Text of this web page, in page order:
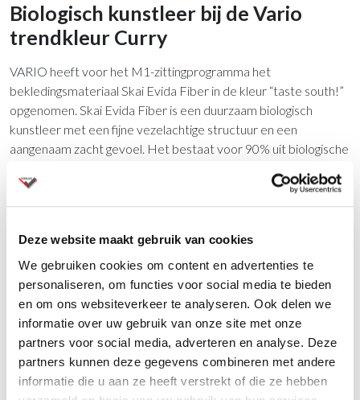
Deze website maakt gebruik van cookies
We gebruiken cookies om content en advertenties te
personaliseren, om functies voor social media te bieden
en om ons websiteverkeer te analyseren. Ook delen we
informatie over uw gebruik van onze site met onze
partners voor social media, adverteren en analyse. Deze
partners kunnen deze gegevens combineren met andere
informatie die u aan ze heeft verstrekt of die ze hebben
Biologisch kunstleer bij de Vario
trendkleur Curry
VARIO heeft voor het M1-zittingprogramma het
bekledingsmateriaal Skai Evida Fiber in de kleur “taste south!”
opgenomen. Skai Evida Fiber is een duurzaam biologisch
kunstleer met een fijne vezelachtige structuur en een
aangenaam zacht gevoel. Het bestaat voor 90% uit biologische